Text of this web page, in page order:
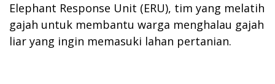
Elephant Response Unit (ERU), tim yang melatih
gajah untuk membantu warga menghalau gajah
liar yang ingin memasuki lahan pertanian.